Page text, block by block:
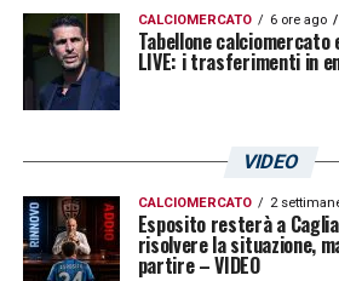
CALCIOMERCATO 6 ore ago
Tabellone
LIVE: i trasferimenti in
VIDEO
CALCIOMERCATO 2
Esposito resterà a
risolvere la situazione,
partire – VIDEO